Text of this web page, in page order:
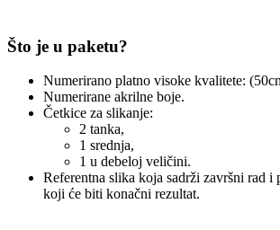
Što je u paketu?
Numerirano platno visoke kvalitete:
Numerirane akrilne boje.
Četkice za slikanje:
2 tanka,
1 srednja,
1 u debeloj veličini.
Referentna slika koja sadrži završni rad i
koji će biti konačni rezultat.